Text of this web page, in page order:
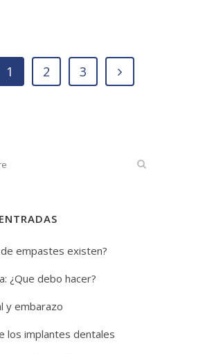
1 2 3
empastes existen?
¿Que debo hacer?
y embarazo
los implantes dentales